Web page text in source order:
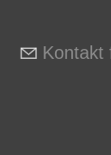
Kontakt